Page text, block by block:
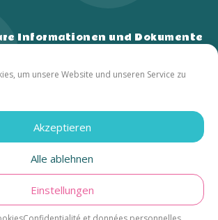
um unsere Website und unseren Service zu
Akzeptieren
Alle ablehnen
Einstellungen
Informationen und Dokumente
Restaurantmenü
| Alle Rechte vorbehalten – Vervielfältigung verboten |
FRANCECOM
Rechtliche Hinweise